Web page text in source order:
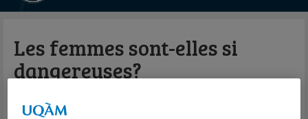
Les femmes sont-elles si
dangereuses?